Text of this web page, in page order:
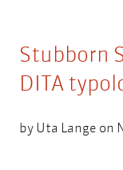
Stubborn
DITA
byUta Lange on